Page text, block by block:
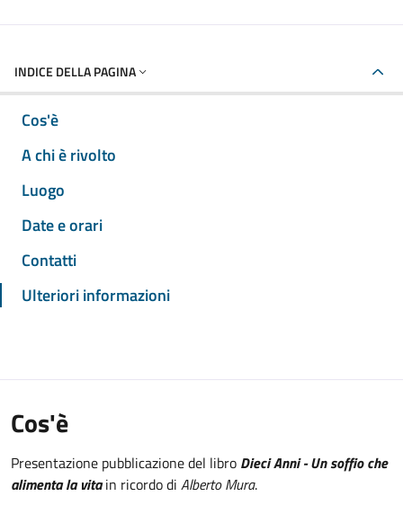
INDICE DELLA PAGINA
Cos'è
A chi è rivolto
Luogo
Date e orari
Contatti
Ulteriori informazioni
Cos'è
Presentazione pubblicazione del libro Dieci Anni - Un soffio che
alimenta la vita in ricordo di Alberto Mura.